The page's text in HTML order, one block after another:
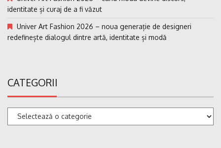
identitate și curaj de a fi văzut
Univer Art Fashion 2026 – noua generație de designeri
redefinește dialogul dintre artă, identitate și modă
CATEGORII
Categorii